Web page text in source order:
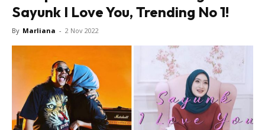
Sayunk I Love You, Trending No 1!
By Marliana - 2 Nov 2022